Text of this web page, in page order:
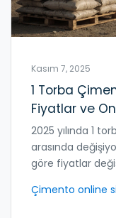
Kasım 7, 2025
1 Torba
Fiyatlar ve
2025 yılında 1
arasında
göre fiyatlar
Çimento online